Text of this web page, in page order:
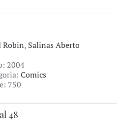
Robin, Salinas Aberto
2004
Comics
750
48